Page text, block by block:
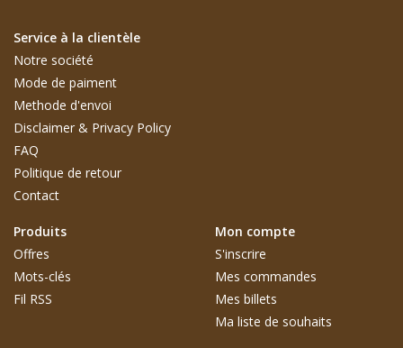
Service à la clientèle
Notre société
Mode de paiment
Methode d'envoi
Disclaimer & Privacy Policy
FAQ
Politique de retour
Contact
Produits
Offres
Mots-clés
Fil RSS
Mon compte
S'inscrire
Mes commandes
Mes billets
Ma liste de souhaits